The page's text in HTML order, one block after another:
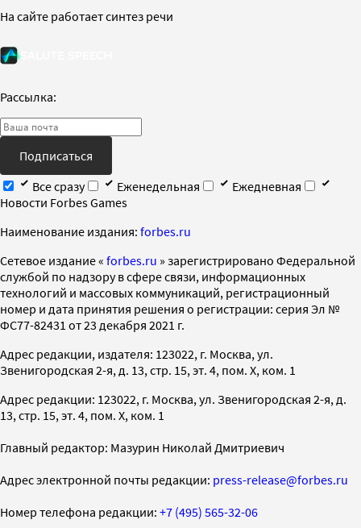
На сайте работает синтез речи
Рассылка:
Подписаться
Все сразу
Еженедельная
Ежедневная
Новости Forbes Games
Наименование издания: forbes.ru
Cетевое издание « forbes.ru » зарегистрировано Федеральной
службой по надзору в сфере связи, информационных
технологий и массовых коммуникаций, регистрационный
номер и дата принятия решения о регистрации: серия Эл №
ФС77-82431 от 23 декабря 2021 г.
Адрес редакции, издателя: 123022, г. Москва, ул.
Звенигородская 2-я, д. 13, стр. 15, эт. 4, пом. X, ком. 1
Адрес редакции: 123022, г. Москва, ул. Звенигородская 2-я, д.
13, стр. 15, эт. 4, пом. X, ком. 1
Главный редактор: Мазурин Николай Дмитриевич
Адрес электронной почты редакции: press-release@forbes.ru
Номер телефона редакции: +7 (495) 565-32-06